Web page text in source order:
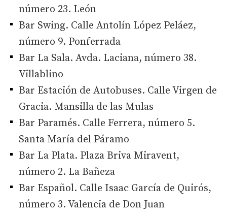
número 23. León
Bar Swing. Calle Antolín López Peláez,
número 9. Ponferrada
Bar La Sala. Avda. Laciana, número 38.
Villablino
Bar Estación de Autobuses. Calle Virgen de
Gracia. Mansilla de las Mulas
Bar Paramés. Calle Ferrera, número 5.
Santa María del Páramo
Bar La Plata. Plaza Briva Miravent,
número 2. La Bañeza
Bar Español. Calle Isaac García de Quirós,
número 3. Valencia de Don Juan